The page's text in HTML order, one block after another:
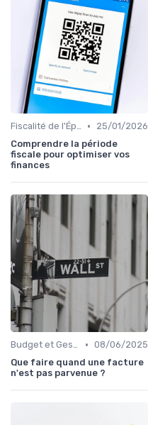
Fiscalité de l'Épargne •
25/01/2026
Comprendre la période
fiscale pour optimiser vos
finances
Budget et Gestion des Finances Personnelles • 08/06/2025
Que faire quand une facture
n'est pas parvenue ?